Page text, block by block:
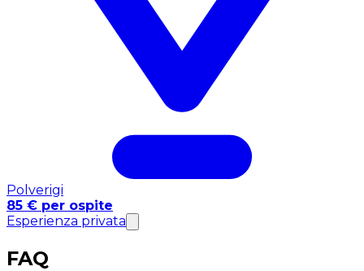
Polverigi
85 € per ospite
Esperienza privata
FAQ